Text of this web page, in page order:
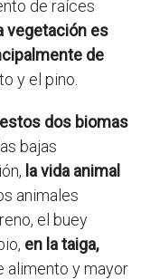
de raíces
vegetación es
de
y el pino.
dos biomas
bajas
la vida animal
animales
el buey
en la taiga,
alimento y mayor